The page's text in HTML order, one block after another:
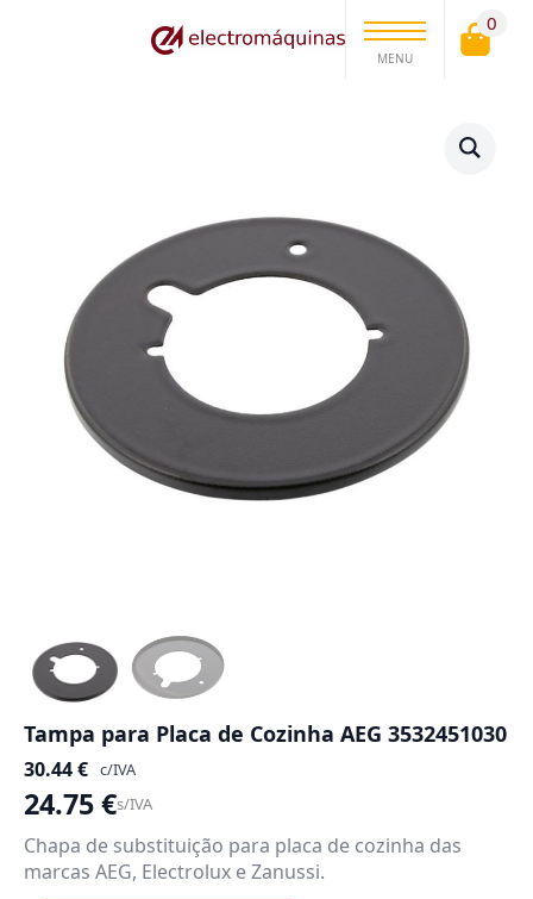
MENU
0
Tampa para Placa de Cozinha AEG 3532451030
30.44€ c/IVA
24.75€s/IVA
Chapa de substituição para placa de cozinha das
marcas AEG, Electrolux e Zanussi.